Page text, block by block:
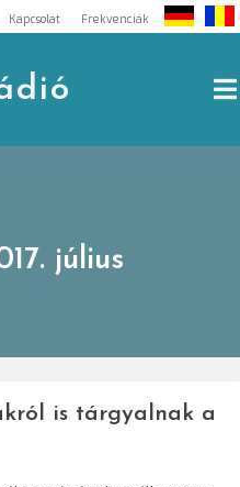
Kapcsolat Frekvenciák
július
is tárgyalnak a